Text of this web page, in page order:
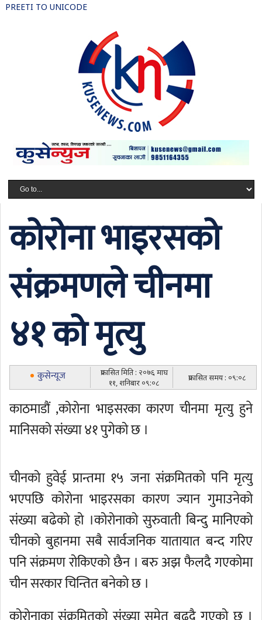
PREETI TO UNICODE
कोरोना भाइरसको
संक्रमणले चीनमा
४१ को मृत्यु
कुसेन्यूज
प्रकासित मिति : २०७६ माघ
११, शनिबार ०९:०८
प्रकासित समय : ०९:०८
काठमाडौं ,कोरोना भाइसरका कारण चीनमा मृत्यु हुने
मानिसको संख्या ४१ पुगेको छ ।
चीनको हुवेई प्रान्तमा १५ जना संक्रमितको पनि मृत्यु
भएपछि कोरोना भाइरसका कारण ज्यान गुमाउनेको
संख्या बढेको हो ।कोरोनाको सुरुवाती बिन्दु मानिएको
चीनको बुहानमा सबै सार्वजनिक यातायात बन्द गरिए
पनि संक्रमण रोकिएको छैन । बरु अझ फैलदै गएकोमा
चीन सरकार चिन्तित बनेको छ ।